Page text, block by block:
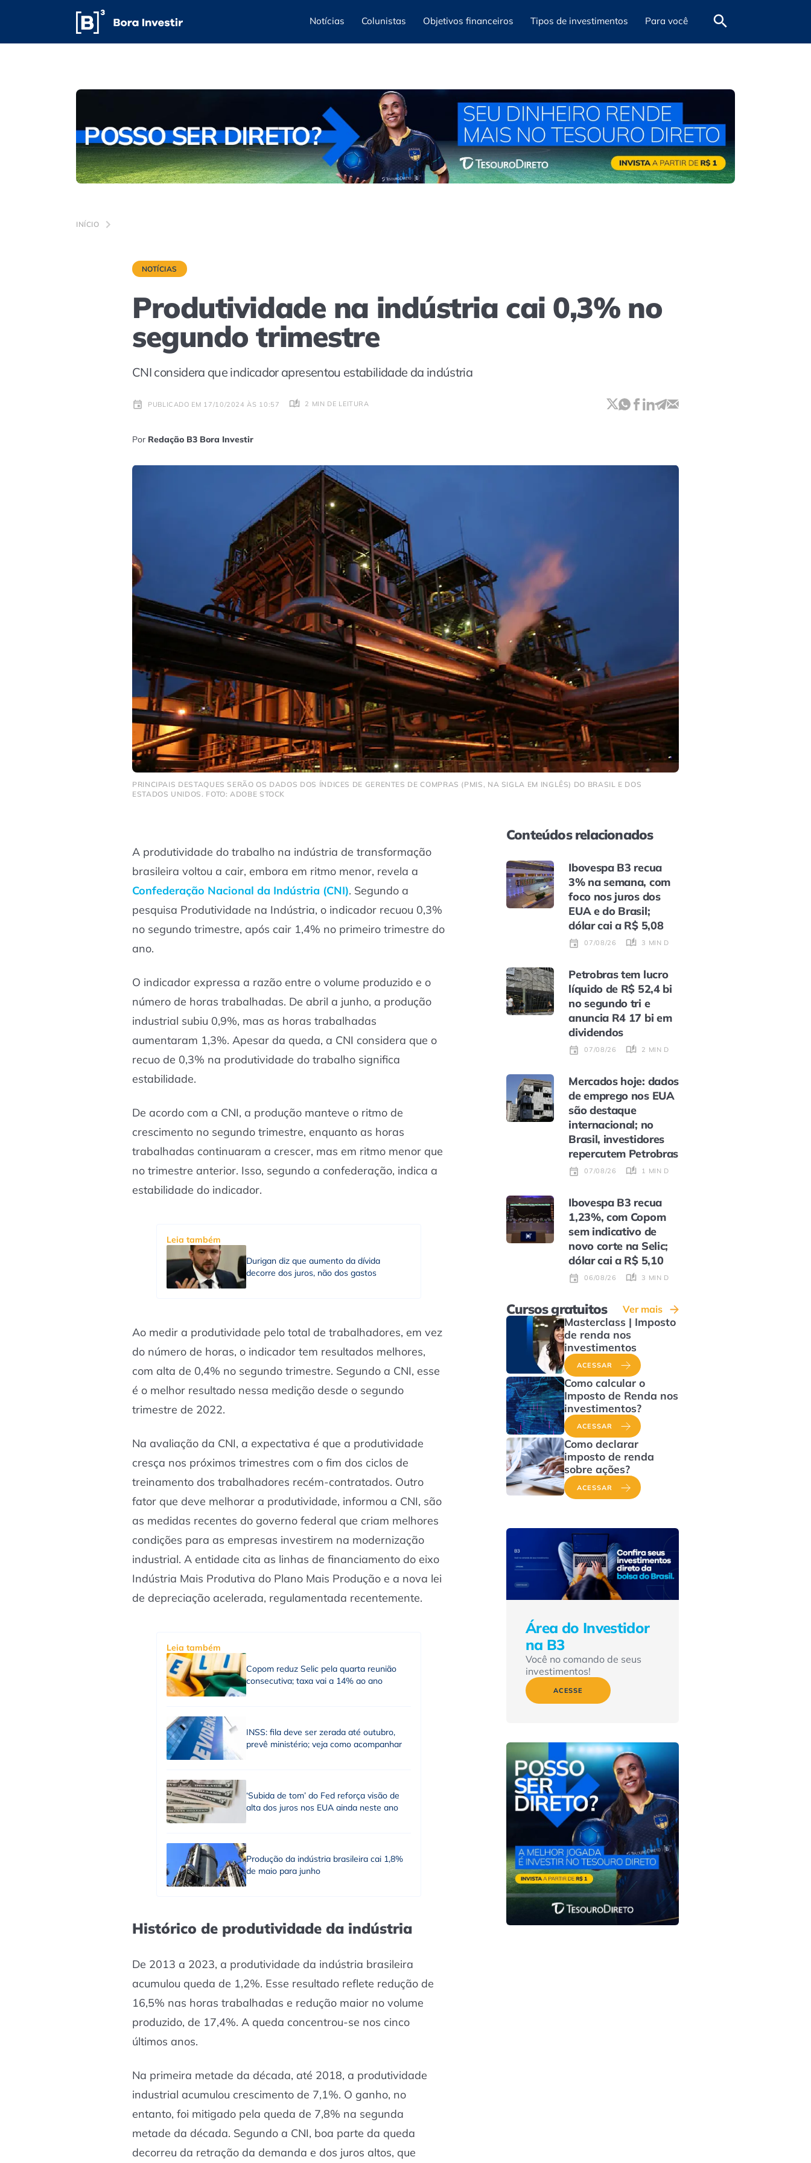
Notícias Colunistas Objetivos financeiros Tipos de investimentos Para você
INÍCIO
NOTÍCIAS
Produtividade na indústria cai 0,3% no
segundo trimestre
CNI considera que indicador apresentou estabilidade da indústria
PUBLICADO EM 17/10/2024 ÀS 10:57 2 MIN DE LEITURA
Por Redação B3 Bora Investir
PRINCIPAIS DESTAQUES SERÃO OS DADOS DOS ÍNDICES DE GERENTES DE COMPRAS (PMIS, NA SIGLA EM INGLÊS) DO BRASIL E DOS
ESTADOS UNIDOS. FOTO: ADOBE STOCK
A produtividade do trabalho na indústria de transformação
brasileira voltou a cair, embora em ritmo menor, revela a
Confederação Nacional da Indústria (CNI). Segundo a
pesquisa Produtividade na Indústria, o indicador recuou 0,3%
no segundo trimestre, após cair 1,4% no primeiro trimestre do
ano.
O indicador expressa a razão entre o volume produzido e o
número de horas trabalhadas. De abril a junho, a produção
industrial subiu 0,9%, mas as horas trabalhadas
aumentaram 1,3%. Apesar da queda, a CNI considera que o
recuo de 0,3% na produtividade do trabalho significa
estabilidade.
De acordo com a CNI, a produção manteve o ritmo de
crescimento no segundo trimestre, enquanto as horas
trabalhadas continuaram a crescer, mas em ritmo menor que
no trimestre anterior. Isso, segundo a confederação, indica a
estabilidade do indicador.
Leia também
Durigan diz que aumento da dívida
decorre dos juros, não dos gastos
Ao medir a produtividade pelo total de trabalhadores, em vez
do número de horas, o indicador tem resultados melhores,
com alta de 0,4% no segundo trimestre. Segundo a CNI, esse
é o melhor resultado nessa medição desde o segundo
trimestre de 2022.
Na avaliação da CNI, a expectativa é que a produtividade
cresça nos próximos trimestres com o fim dos ciclos de
treinamento dos trabalhadores recém-contratados. Outro
fator que deve melhorar a produtividade, informou a CNI, são
as medidas recentes do governo federal que criam melhores
condições para as empresas investirem na modernização
industrial. A entidade cita as linhas de financiamento do eixo
Indústria Mais Produtiva do Plano Mais Produção e a nova lei
de depreciação acelerada, regulamentada recentemente.
Leia também
Copom reduz Selic pela quarta reunião
consecutiva; taxa vai a 14% ao ano
INSS: fila deve ser zerada até outubro,
prevê ministério; veja como acompanhar
‘Subida de tom’ do Fed reforça visão de
alta dos juros nos EUA ainda neste ano
Produção da indústria brasileira cai 1,8%
de maio para junho
Histórico de produtividade da indústria
De 2013 a 2023, a produtividade da indústria brasileira
acumulou queda de 1,2%. Esse resultado reflete redução de
16,5% nas horas trabalhadas e redução maior no volume
produzido, de 17,4%. A queda concentrou-se nos cinco
últimos anos.
Na primeira metade da década, até 2018, a produtividade
industrial acumulou crescimento de 7,1%. O ganho, no
entanto, foi mitigado pela queda de 7,8% na segunda
metade da década. Segundo a CNI, boa parte da queda
decorreu da retração da demanda e dos juros altos, que
Conteúdos relacionados
Ibovespa B3 recua
3% na semana, com
foco nos juros dos
EUA e do Brasil;
dólar cai a R$ 5,08
07/08/26 3 MIN DE LEITURA
Petrobras tem lucro
líquido de R$ 52,4 bi
no segundo tri e
anuncia R4 17 bi em
dividendos
07/08/26 2 MIN DE LEITURA
Mercados hoje: dados
de emprego nos EUA
são destaque
internacional; no
Brasil, investidores
repercutem Petrobras
07/08/26 1 MIN DE LEITURA
Ibovespa B3 recua
1,23%, com Copom
sem indicativo de
novo corte na Selic;
dólar cai a R$ 5,10
06/08/26 3 MIN DE LEITURA
Cursos gratuitos Ver mais
Masterclass | Imposto
de renda nos
investimentos
ACESSAR
Como calcular o
Imposto de Renda nos
investimentos?
ACESSAR
Como declarar
imposto de renda
sobre ações?
ACESSAR
Área do Investidor
na B3
Você no comando de seus
investimentos!
ACESSE